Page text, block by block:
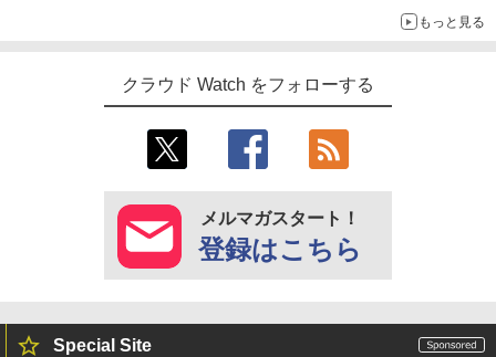
もっと見る
クラウド Watch をフォローする
メルマガスタート！
登録はこちら
Special Site